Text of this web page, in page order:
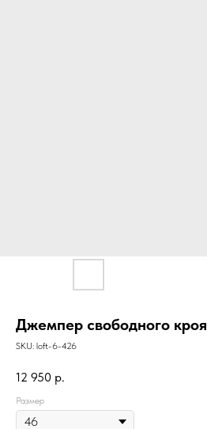
Джемпер свободного кроя
SKU: loft-6-426
12 950 р.
Размер